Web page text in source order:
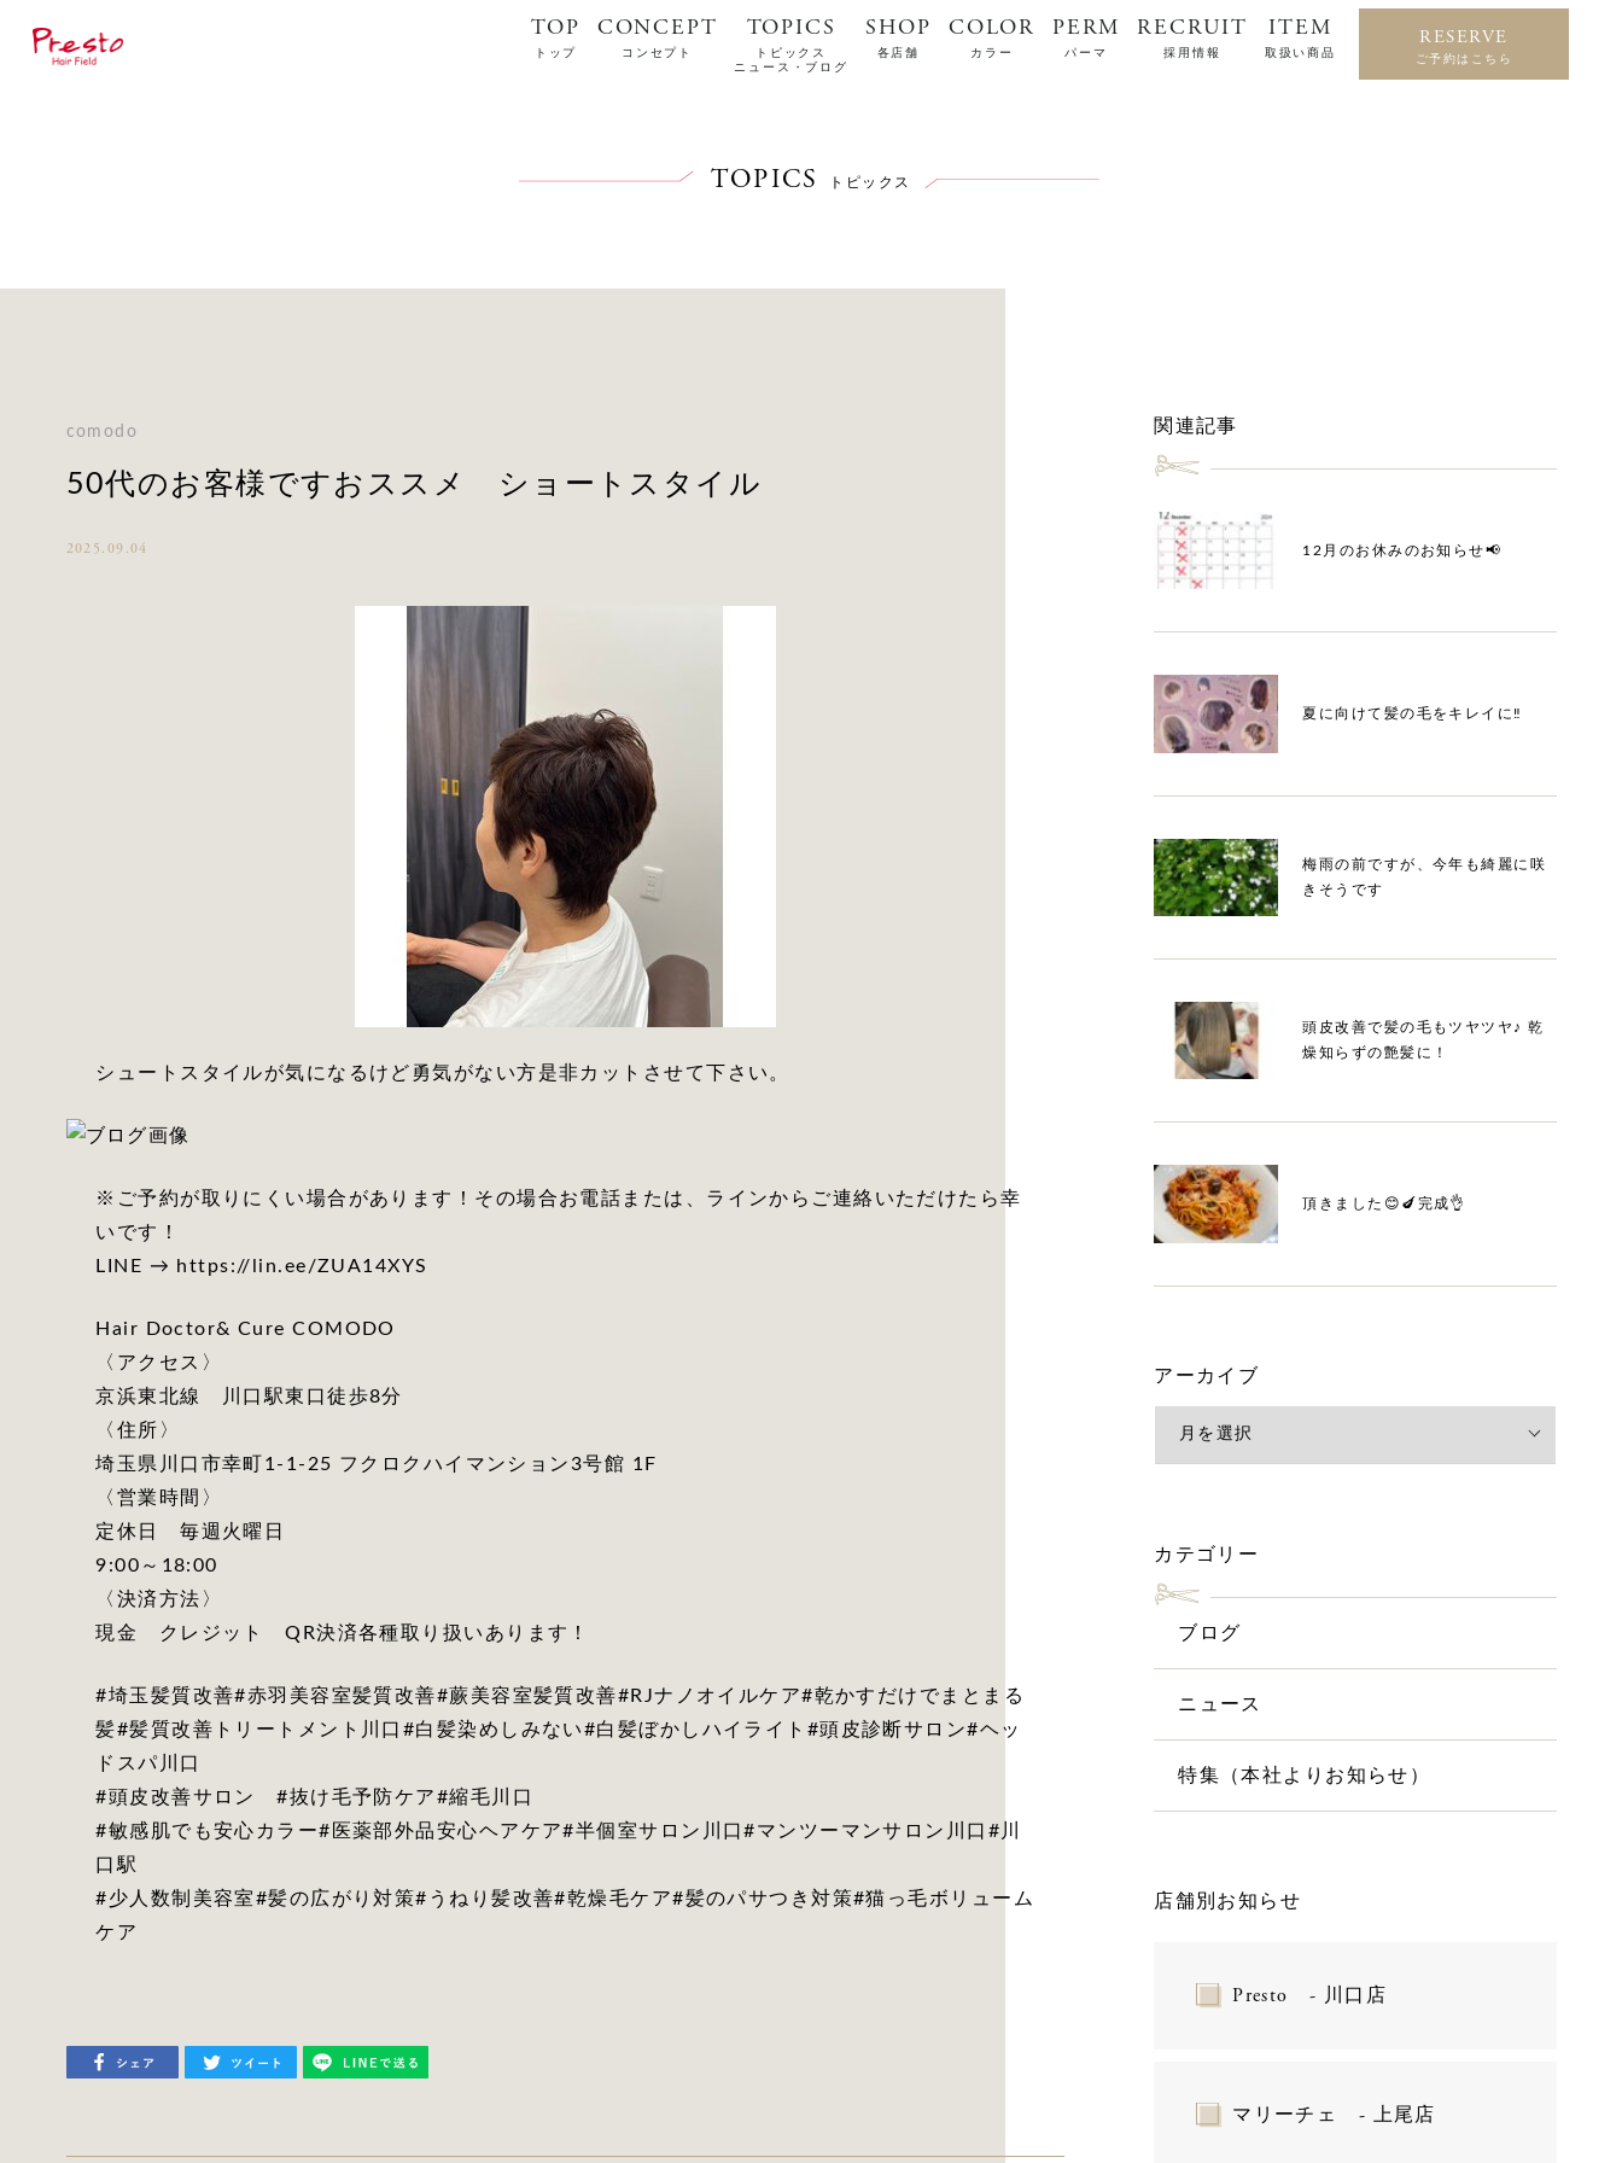
TOP
トップ
CONCEPT
コンセプト
TOPICS
トピックス
ニュース・ブログ
SHOP
各店舗
COLOR
カラー
PERM
パーマ
RECRUIT
採用情報
ITEM
取扱い商品
RESERVE
ご予約はこちら
TOPICS トピックス
comodo
50代のお客様ですおススメ ショートスタイル
2025.09.04
シュートスタイルが気になるけど勇気がない方是非カットさせて下さい。
※ご予約が取りにくい場合があります！その場合お電話または、ラインからご連絡いただけたら幸
いです！
LINE → https://lin.ee/ZUA14XYS
Hair Doctor& Cure COMODO
〈アクセス〉
京浜東北線 川口駅東口徒歩8分
〈住所〉
埼玉県川口市幸町1-1-25 フクロクハイマンション3号館 1F
〈営業時間〉
定休日 毎週火曜日
9:00～18:00
〈決済方法〉
現金 クレジット QR決済各種取り扱いあります！
#埼玉髪質改善#赤羽美容室髪質改善#蕨美容室髪質改善#RJナノオイルケア#乾かすだけでまとまる
髪#髪質改善トリートメント川口#白髪染めしみない#白髪ぼかしハイライト#頭皮診断サロン#ヘッ
ドスパ川口
#頭皮改善サロン #抜け毛予防ケア#縮毛川口
#敏感肌でも安心カラー#医薬部外品安心ヘアケア#半個室サロン川口#マンツーマンサロン川口#川
口駅
#少人数制美容室#髪の広がり対策#うねり髪改善#乾燥毛ケア#髪のパサつき対策#猫っ毛ボリューム
ケア
関連記事
12月のお休みのお知らせ📢
夏に向けて髪の毛をキレイに‼︎
梅雨の前ですが、今年も綺麗に咲
きそうです
頭皮改善で髪の毛もツヤツヤ♪ 乾
燥知らずの艶髪に！
頂きました😊🍆完成👌
アーカイブ
カテゴリー
ブログ
ニュース
特集（本社よりお知らせ）
店舗別お知らせ
Presto - 川口店
マリーチェ - 上尾店